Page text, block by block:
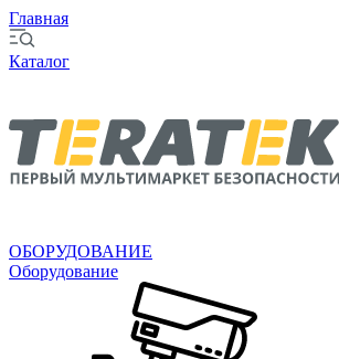
Главная
Каталог
ОБОРУДОВАНИЕ
Оборудование